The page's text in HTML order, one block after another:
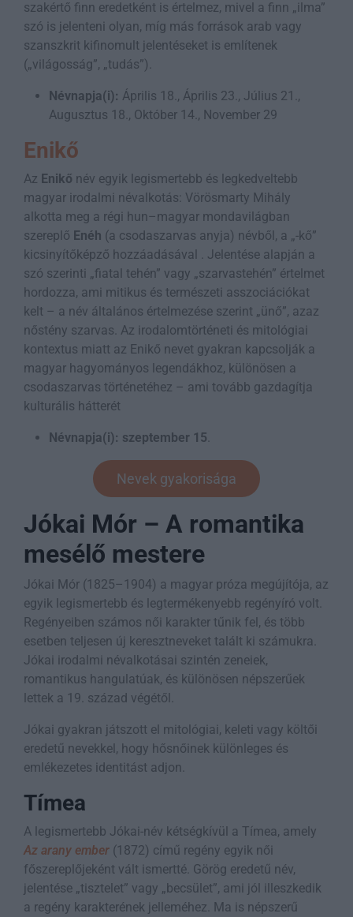
szakértő finn eredetként is értelmez, mivel a finn „ilma”
szó is jelenteni olyan, míg más források arab vagy
szanszkrit kifinomult jelentéseket is említenek
(„világosság”, „tudás”).
Névnapja(i): Április 18., Április 23., Július 21.,
Augusztus 18., Október 14., November 29
Enikő
Az Enikő név egyik legismertebb és legkedveltebb
magyar irodalmi névalkotás: Vörösmarty Mihály
alkotta meg a régi hun–magyar mondavilágban
szereplő Enéh (a csodaszarvas anyja) névből, a „-kő”
kicsinyítőképző hozzáadásával . Jelentése alapján a
szó szerinti „fiatal tehén” vagy „szarvastehén” értelmet
hordozza, ami mitikus és természeti asszociációkat
kelt – a név általános értelmezése szerint „ünő”, azaz
nőstény szarvas. Az irodalomtörténeti és mitológiai
kontextus miatt az Enikő nevet gyakran kapcsolják a
magyar hagyományos legendákhoz, különösen a
csodaszarvas történetéhez – ami tovább gazdagítja
kulturális hátterét
Névnapja(i): szeptember 15
Nevek gyakorisága
Jókai Mór – A romantika
mesélő mestere
Jókai Mór (1825–1904) a magyar próza megújítója, az
egyik legismertebb és legtermékenyebb regényíró volt.
Regényeiben számos női karakter tűnik fel, és több
esetben teljesen új keresztneveket talált ki számukra.
Jókai irodalmi névalkotásai szintén zeneiek,
romantikus hangulatúak, és különösen népszerűek
lettek a 19. század végétől.
Jókai gyakran játszott el mitológiai, keleti vagy költői
eredetű nevekkel, hogy hősnőinek különleges és
emlékezetes identitást adjon.
Tímea
A legismertebb Jókai-név kétségkívül a Tímea, amely
Az arany ember (1872) című regény egyik női
főszereplőjeként vált ismertté. Görög eredetű név,
jelentése „tisztelet” vagy „becsület”, ami jól illeszkedik
a regény karakterének jelleméhez. Ma is népszerű